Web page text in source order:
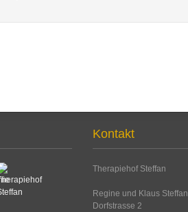
Kontakt
Therapiehof Steffan
Regine und Klaus Steffan
Dorfstrasse 2